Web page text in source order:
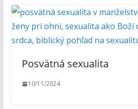
Posvätná sexualita
10/11/2024